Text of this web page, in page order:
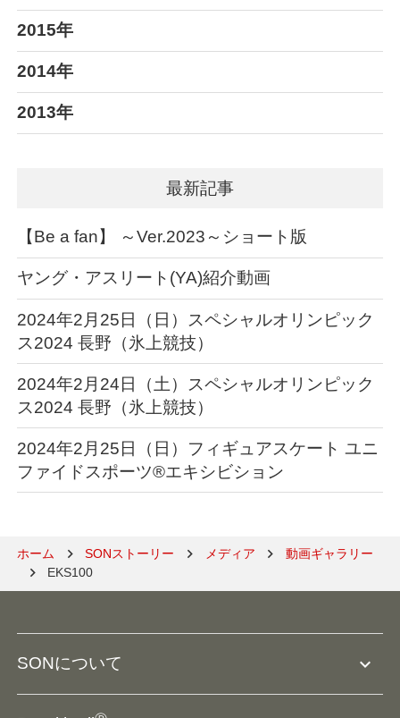
2015年
2014年
2013年
最新記事
【Be a fan】 ～Ver.2023～ショート版
ヤング・アスリート(YA)紹介動画
2024年2月25日（日）スペシャルオリンピック
ス2024 長野（氷上競技）
2024年2月24日（土）スペシャルオリンピック
ス2024 長野（氷上競技）
2024年2月25日（日）フィギュアスケート ユニ
ファイドスポーツ®エキシビション
ホーム SONストーリー メディア
動画ギャラリー
EKS100
SONについて expand_more
SO組織について